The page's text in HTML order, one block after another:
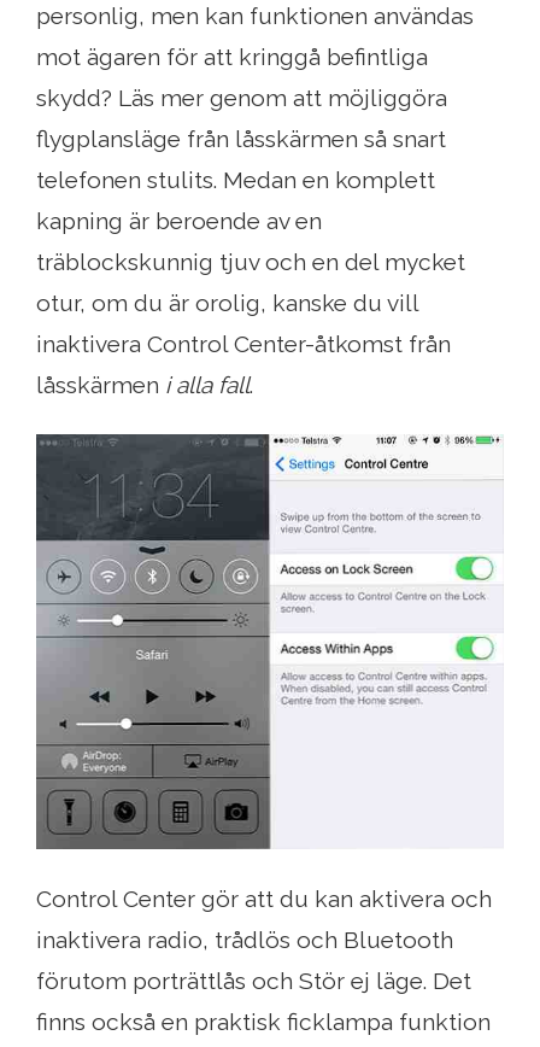
personlig, men kan funktionen användas
mot ägaren för att kringgå befintliga
skydd? Läs mer genom att möjliggöra
flygplansläge från låsskärmen så snart
telefonen stulits. Medan en komplett
kapning är beroende av en
träblockskunnig tjuv och en del mycket
otur, om du är orolig, kanske du vill
inaktivera Control Center-åtkomst från
låsskärmen i alla fall.
Control Center gör att du kan aktivera och
inaktivera radio, trådlös och Bluetooth
förutom porträttlås och Stör ej läge. Det
finns också en praktisk ficklampa funktion